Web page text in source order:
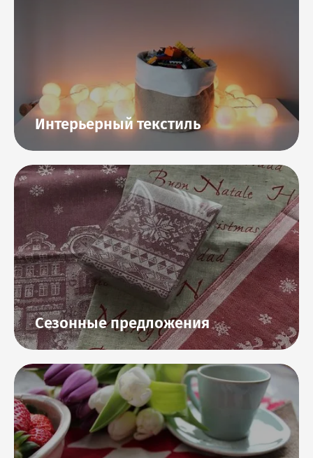
Интерьерный текстиль
Сезонные предложения